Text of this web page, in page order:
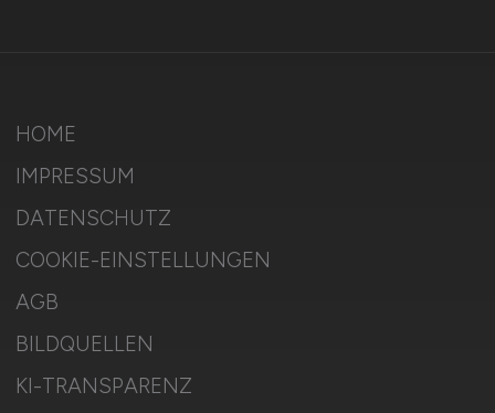
HOME
IMPRESSUM
DATENSCHUTZ
COOKIE-EINSTELLUNGEN
AGB
BILDQUELLEN
KI-TRANSPARENZ